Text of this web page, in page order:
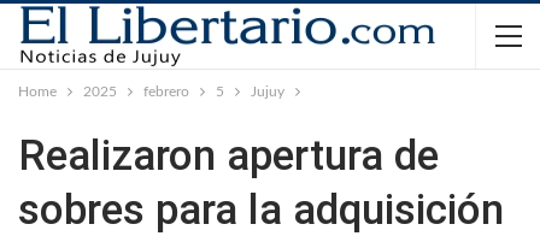
Home 2025 febrero 5 Jujuy
Realizaron apertura de
sobres para la adquisición